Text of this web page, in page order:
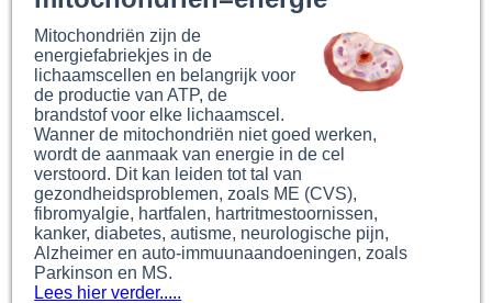
Mitochondriën zijn de
energiefabriekjes in de
lichaamscellen en belangrijk voor
de productie van ATP, de
brandstof voor elke lichaamscel.
Wanner de mitochondriën niet goed werken,
wordt de aanmaak van energie in de cel
verstoord. Dit kan leiden tot tal van
gezondheidsproblemen, zoals ME (CVS),
fibromyalgie, hartfalen, hartritmestoornissen,
kanker, diabetes, autisme, neurologische pijn,
Alzheimer en auto-immuunaandoeningen, zoals
Parkinson en MS.
Lees hier verder.....